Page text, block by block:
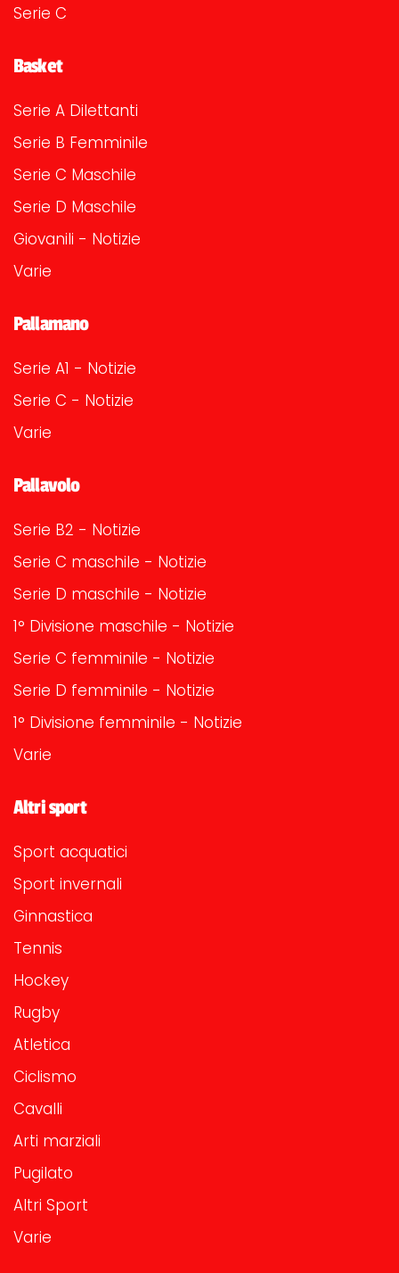
Serie C
Basket
Serie A Dilettanti
Serie B Femminile
Serie C Maschile
Serie D Maschile
Giovanili - Notizie
Varie
Pallamano
Serie A1 - Notizie
Serie C - Notizie
Varie
Pallavolo
Serie B2 - Notizie
Serie C maschile - Notizie
Serie D maschile - Notizie
1° Divisione maschile - Notizie
Serie C femminile - Notizie
Serie D femminile - Notizie
1° Divisione femminile - Notizie
Varie
Altri sport
Sport acquatici
Sport invernali
Ginnastica
Tennis
Hockey
Rugby
Atletica
Ciclismo
Cavalli
Arti marziali
Pugilato
Altri Sport
Varie